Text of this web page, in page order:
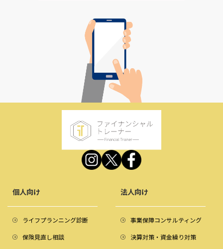
個人向け
ライフプランニング診断
保険見直し相談
法人向け
事業保障コンサルティング
決算対策・資金繰り対策